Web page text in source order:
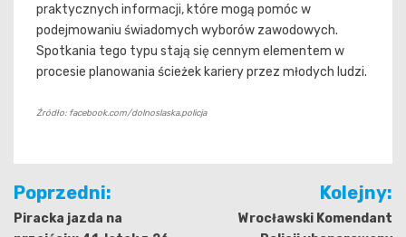
praktycznych informacji, które mogą pomóc w
podejmowaniu świadomych wyborów zawodowych.
Spotkania tego typu stają się cennym elementem w
procesie planowania ścieżek kariery przez młodych ludzi.
Źródło: facebook.com/dolnoslaska.policja
Nawigacja
wpisu
Poprzedni:
Piracka jazda na
Kolejny:
Wrocławski Komendant